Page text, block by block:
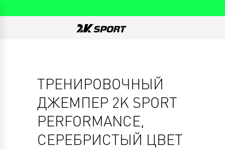
ТРЕНИРОВОЧНЫЙ
ДЖЕМПЕР 2K SPORT
PERFORMANCE,
СЕРЕБРИСТЫЙ ЦВЕТ